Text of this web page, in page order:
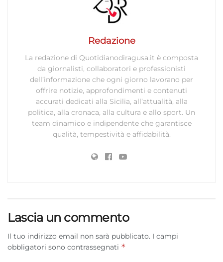
Redazione
La redazione di Quotidianodiragusa.it è composta
da giornalisti, collaboratori e professionisti
dell’informazione che ogni giorno lavorano per
offrire notizie, approfondimenti e contenuti
accurati dedicati alla Sicilia, all’attualità, alla
politica, alla cronaca, alla cultura e allo sport. Un
team dinamico e indipendente che garantisce
qualità, tempestività e affidabilità.
Lascia un commento
Il tuo indirizzo email non sarà pubblicato. I campi
obbligatori sono contrassegnati *